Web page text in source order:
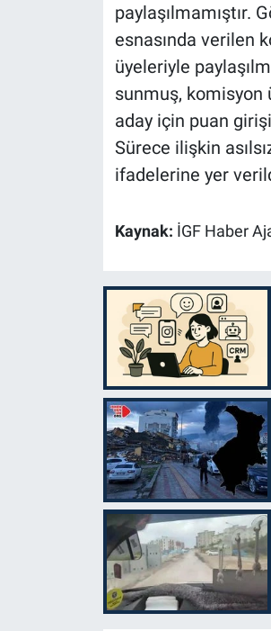
paylaşılmamıştır.
esnasında verilen
üyeleriyle
sunmuş,
aday için puan
Sürece ilişkin
ifadelerine yer
Kaynak: İGF Haber